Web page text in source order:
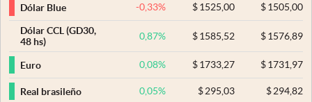
Dólar Blue -0,33% $ 1525,00 $1505,00
Dólar CCL (GD30,
48 hs)
0,87% $ 1585,52 $1576,89
Euro 0,08% $ 1733,27 $1731,97
Real brasileño 0,05% $295,03 $294,82